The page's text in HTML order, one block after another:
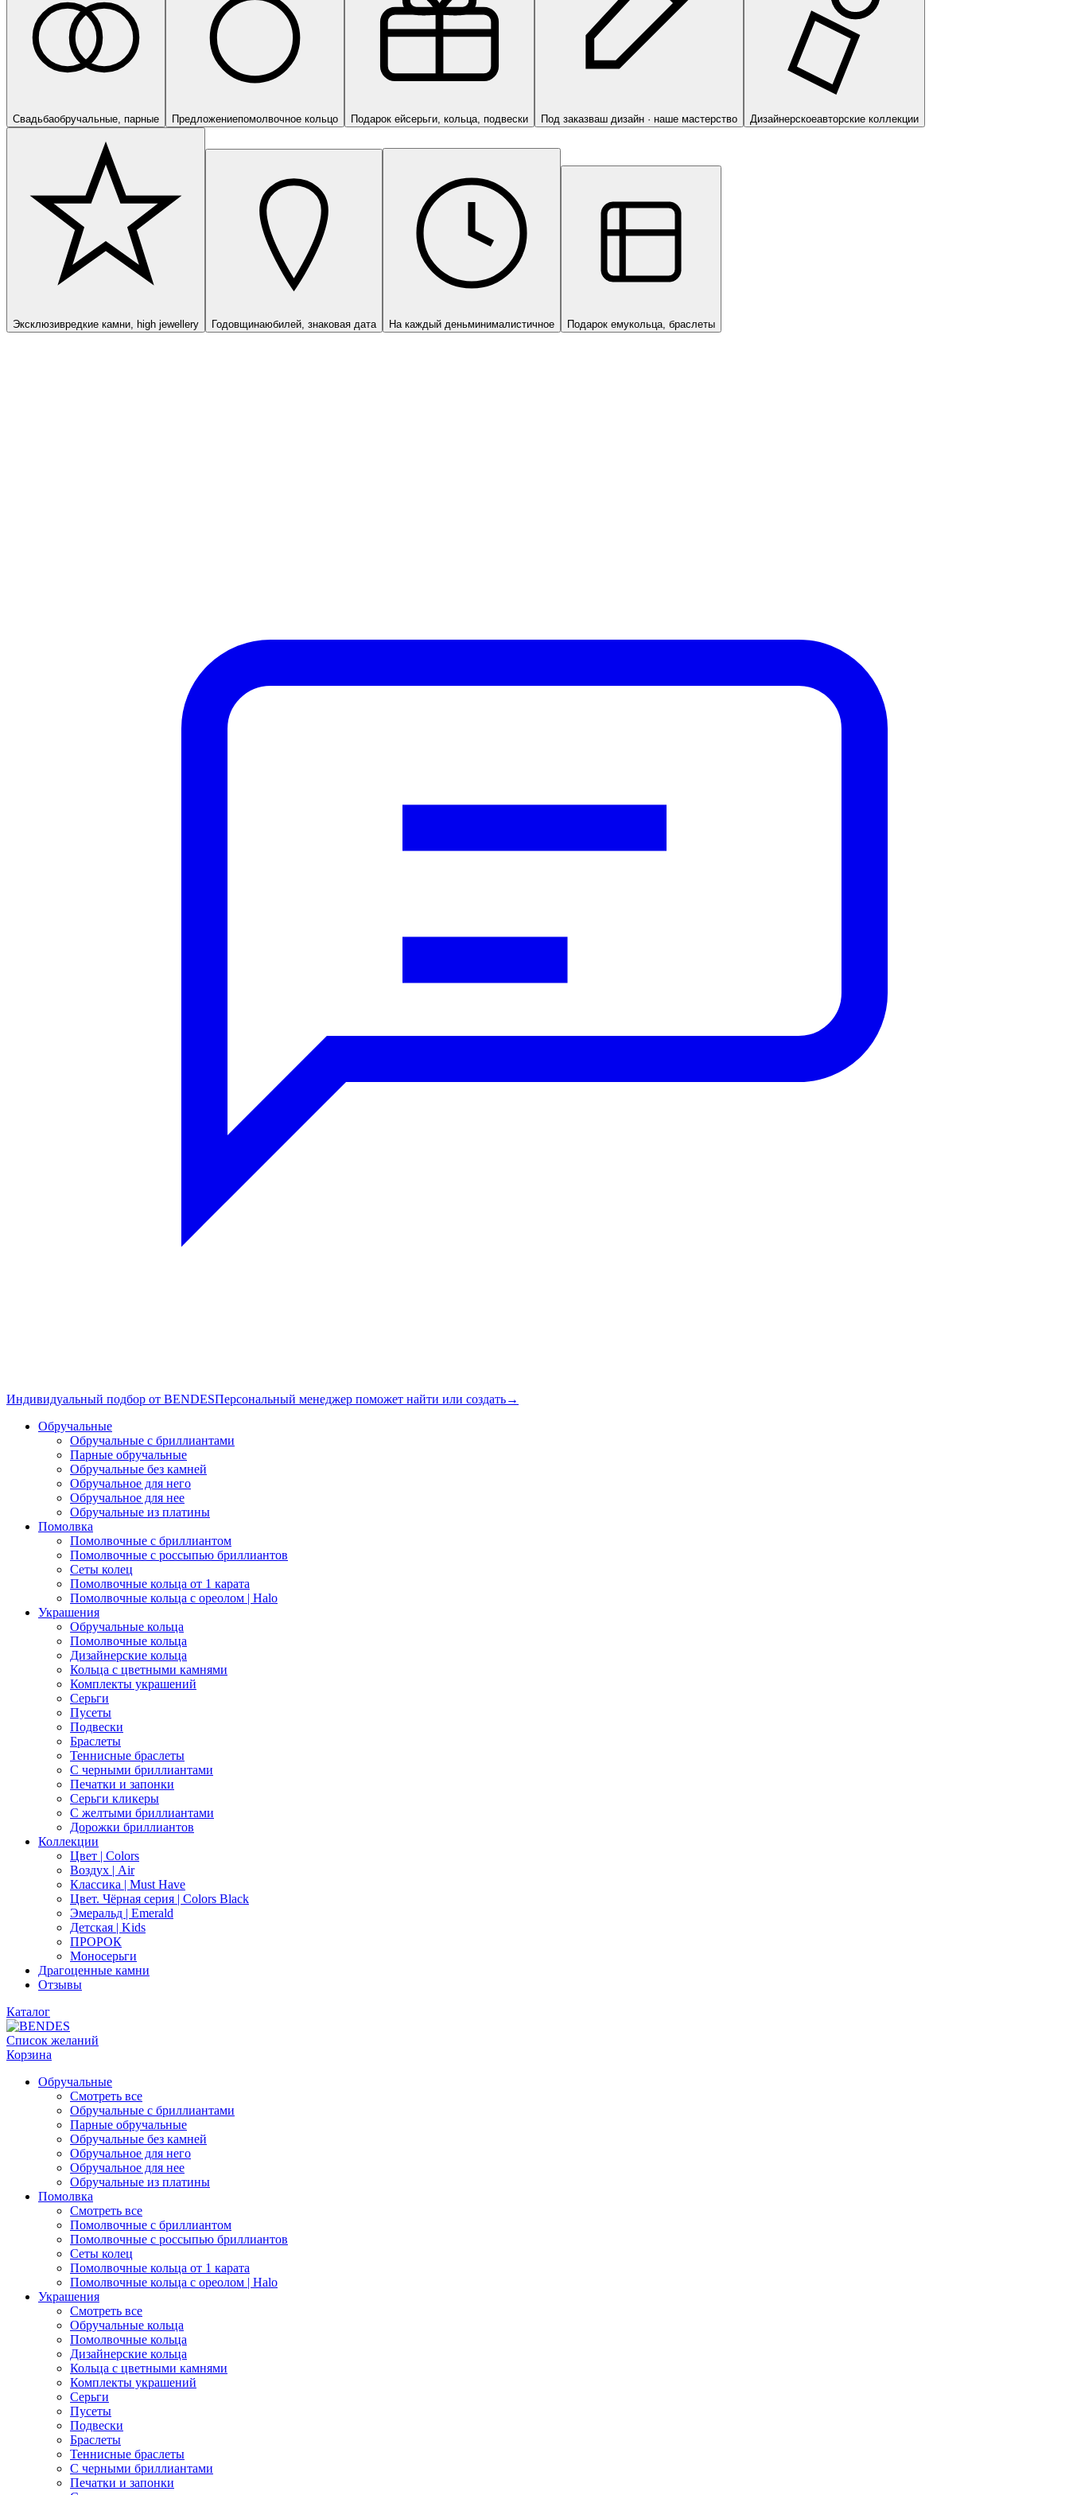
Свадьбаобручальные, парные Предложениепомолвочное кольцо Подарок ейсерьги, кольца, подвески Под заказваш дизайн · наше мастерство Дизайнерскоеавторские коллекции
Эксклюзивредкие камни, high jewellery Годовщинаюбилей, знаковая дата На каждый деньминималистичное Подарок емукольца, браслеты
Индивидуальный подбор от BENDESПерсональный менеджер поможет найти или создать→
Обручальные
Обручальные с бриллиантами
Парные обручальные
Обручальные без камней
Обручальное для него
Обручальное для нее
Обручальные из платины
Помолвка
Помолвочные с бриллиантом
Помолвочные с россыпью бриллиантов
Сеты колец
Помолвочные кольца от 1 карата
Помолвочные кольца с ореолом | Halo
Украшения
Обручальные кольца
Помолвочные кольца
Дизайнерские кольца
Кольца с цветными камнями
Комплекты украшений
Серьги
Пусеты
Подвески
Браслеты
Теннисные браслеты
C черными бриллиантами
Печатки и запонки
Серьги кликеры
С желтыми бриллиантами
Дорожки бриллиантов
Коллекции
Цвет | Colors
Воздух | Air
Классика | Must Have
Цвет. Чёрная серия | Colors Black
Эмеральд | Emerald
Детская | Kids
ПРОРОК
Моносерьги
Драгоценные камни
Отзывы
Каталог
Список желаний
Корзина
Обручальные
Смотреть все
Обручальные с бриллиантами
Парные обручальные
Обручальные без камней
Обручальное для него
Обручальное для нее
Обручальные из платины
Помолвка
Смотреть все
Помолвочные с бриллиантом
Помолвочные с россыпью бриллиантов
Сеты колец
Помолвочные кольца от 1 карата
Помолвочные кольца с ореолом | Halo
Украшения
Смотреть все
Обручальные кольца
Помолвочные кольца
Дизайнерские кольца
Кольца с цветными камнями
Комплекты украшений
Серьги
Пусеты
Подвески
Браслеты
Теннисные браслеты
C черными бриллиантами
Печатки и запонки